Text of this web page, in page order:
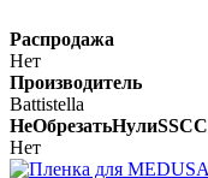
Распродажа
Нет
Производитель
Battistella
НеОбрезатьНулиSSCC
Нет